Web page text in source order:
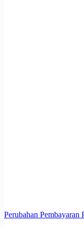
Perubahan Pembayaran